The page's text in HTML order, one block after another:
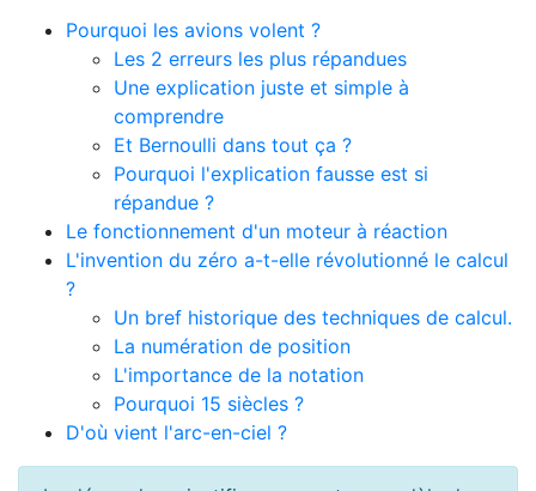
Pourquoi les avions volent ?
Les 2 erreurs les plus répandues
Une explication juste et simple à
comprendre
Et Bernoulli dans tout ça ?
Pourquoi l'explication fausse est si
répandue ?
Le fonctionnement d'un moteur à réaction
L'invention du zéro a-t-elle révolutionné le calcul
?
Un bref historique des techniques de calcul.
La numération de position
L'importance de la notation
Pourquoi 15 siècles ?
D'où vient l'arc-en-ciel ?